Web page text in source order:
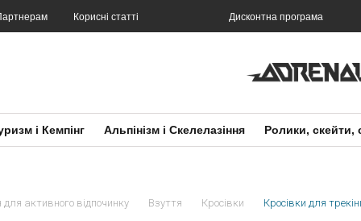
Корисні статті Дисконтна програма
і Кемпінг Альпінізм і Скелелазіння Ролики, скейти,
активного відпочинку Взуття Кросівки Кросівки для